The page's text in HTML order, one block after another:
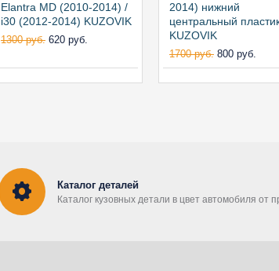
Elantra MD (2010-2014) /
i30 (2012-2014) KUZOVIK
1300 руб. 620 руб.
2014) нижний
центральный
KUZOVIK
1700 руб. 800 руб.
Каталог деталей
Каталог кузовных детали в цвет автомобиля от